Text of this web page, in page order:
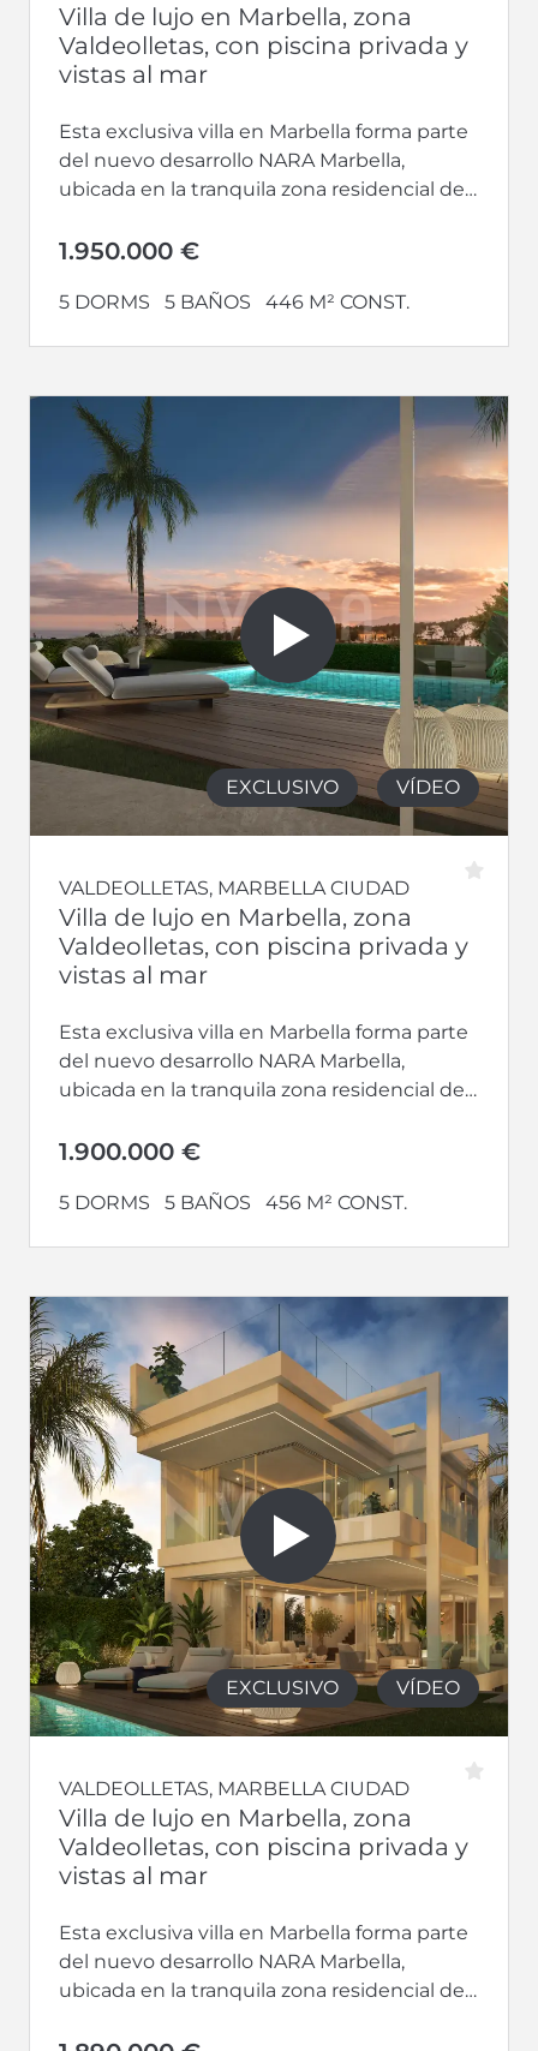
Villa de lujo en Marbella, zona
Valdeolletas, con piscina privada y
vistas al mar
Esta exclusiva villa en Marbella forma parte
del nuevo desarrollo NARA Marbella,
ubicada en la tranquila zona residencial de
1.950.000 €
5 DORMS 5 BAÑOS 446 M² CONST.
EXCLUSIVO VÍDEO
VALDEOLLETAS, MARBELLA CIUDAD
Villa de lujo en Marbella, zona
Valdeolletas, con piscina privada y
vistas al mar
Esta exclusiva villa en Marbella forma parte
del nuevo desarrollo NARA Marbella,
ubicada en la tranquila zona residencial de
1.900.000 €
5 DORMS 5 BAÑOS 456 M² CONST.
EXCLUSIVO VÍDEO
VALDEOLLETAS, MARBELLA CIUDAD
Villa de lujo en Marbella, zona
Valdeolletas, con piscina privada y
vistas al mar
Esta exclusiva villa en Marbella forma parte
del nuevo desarrollo NARA Marbella,
ubicada en la tranquila zona residencial de